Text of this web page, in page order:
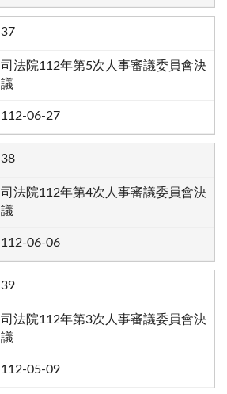
37
司法院112年第5次人事審議委員會決
議
112-06-27
38
司法院112年第4次人事審議委員會決
議
112-06-06
39
司法院112年第3次人事審議委員會決
議
112-05-09